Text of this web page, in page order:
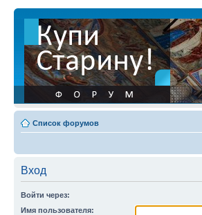
Список форумов
Вход
Войти через:
Имя пользователя: